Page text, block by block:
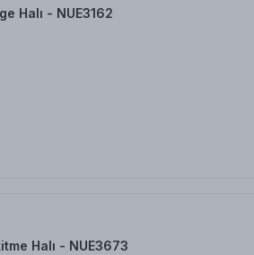
Halı - NUE3162
Halı - NUE3673